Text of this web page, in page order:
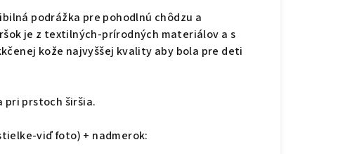
podrážka pre pohodlnú chôdzu a
je z textilných-prírodných materiálov a s
kože najvyššej kvality aby bola pre deti
pri prstoch širšia.
viď foto) + nadmerok: